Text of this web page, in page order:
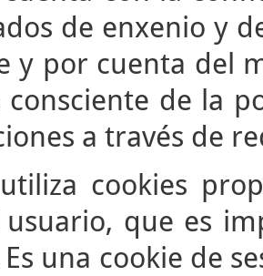
de enxenio y
y por cuenta del
consciente de la
a través de
cookies
usuario, que es
una cookie de